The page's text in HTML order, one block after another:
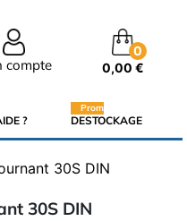
compte
0
0,00 €
? DESTOCKAGE
Promo
30S DIN
30S DIN